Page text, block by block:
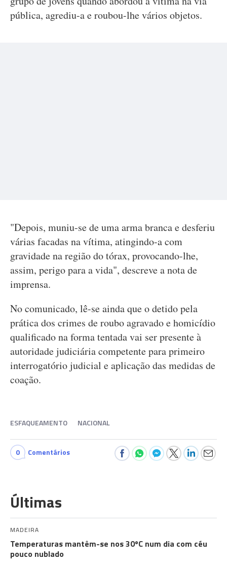
pública, agrediu-a e roubou-lhe vários objetos.
"Depois, muniu-se de uma arma branca e desferiu
várias facadas na vítima, atingindo-a com
gravidade na região do tórax, provocando-lhe,
assim, perigo para a vida", descreve a nota de
imprensa.
No comunicado, lê-se ainda que o detido pela
prática dos crimes de roubo agravado e homicídio
qualificado na forma tentada vai ser presente à
autoridade judiciária competente para primeiro
interrogatório judicial e aplicação das medidas de
coação.
ESFAQUEAMENTO NACIONAL
0 Comentários
Últimas
MADEIRA
Temperaturas mantêm-se nos 30ºC num dia com céu
pouco nublado